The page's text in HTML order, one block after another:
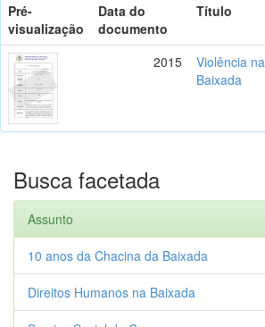
Pré-
visualização
Data do
documento
Título
2015
Violência na
Baixada
Busca facetada
Assunto
10 anos da Chacina da Baixada
Direitos Humanos na Baixada